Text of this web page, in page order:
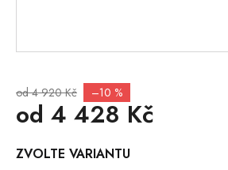
od 4 920 Kč –10 %
od 4 428 Kč
cena:
ZVOLTE VARIANTU